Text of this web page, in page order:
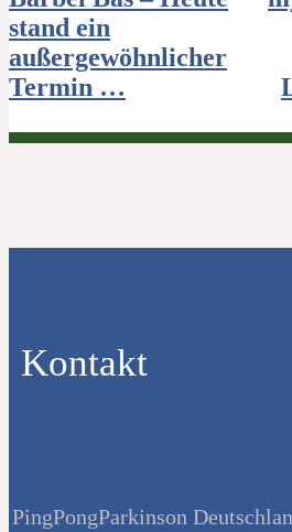
stand ein
außergewöhnlicher
Termin …
Kontakt
PingPongParkinson